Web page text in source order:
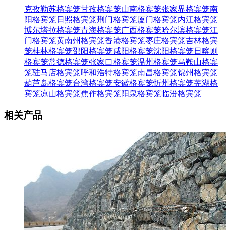
克孜勒苏格宾笼甘孜格宾笼山南格宾笼张家界格宾笼南
阳格宾笼日照格宾笼荆门格宾笼厦门格宾笼内江格宾笼
博尔塔拉格宾笼青海格宾笼广西格宾笼哈尔滨格宾笼江
门格宾笼黄南州格宾笼香港格宾笼枣庄格宾笼吉林格宾
笼桂林格宾笼邵阳格宾笼咸阳格宾笼沈阳格宾笼日喀则
格宾笼常德格宾笼张家口格宾笼温州格宾笼马鞍山格宾
笼驻马店格宾笼呼和浩特格宾笼南昌格宾笼锦州格宾笼
葫芦岛格宾笼台湾格宾笼安徽格宾笼忻州格宾笼芜湖格
宾笼凉山格宾笼焦作格宾笼阳泉格宾笼临汾格宾笼
相关产品